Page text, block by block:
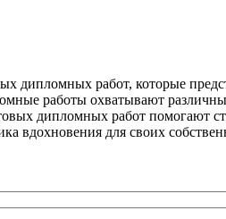
работ, которые
работы охватывают
дипломных работ помогают
вдохновения для своих